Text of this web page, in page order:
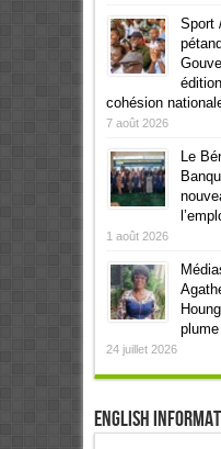
Sport
cohésion
7 août 2026
Le
1 août 2026
24 juillet 2026
English